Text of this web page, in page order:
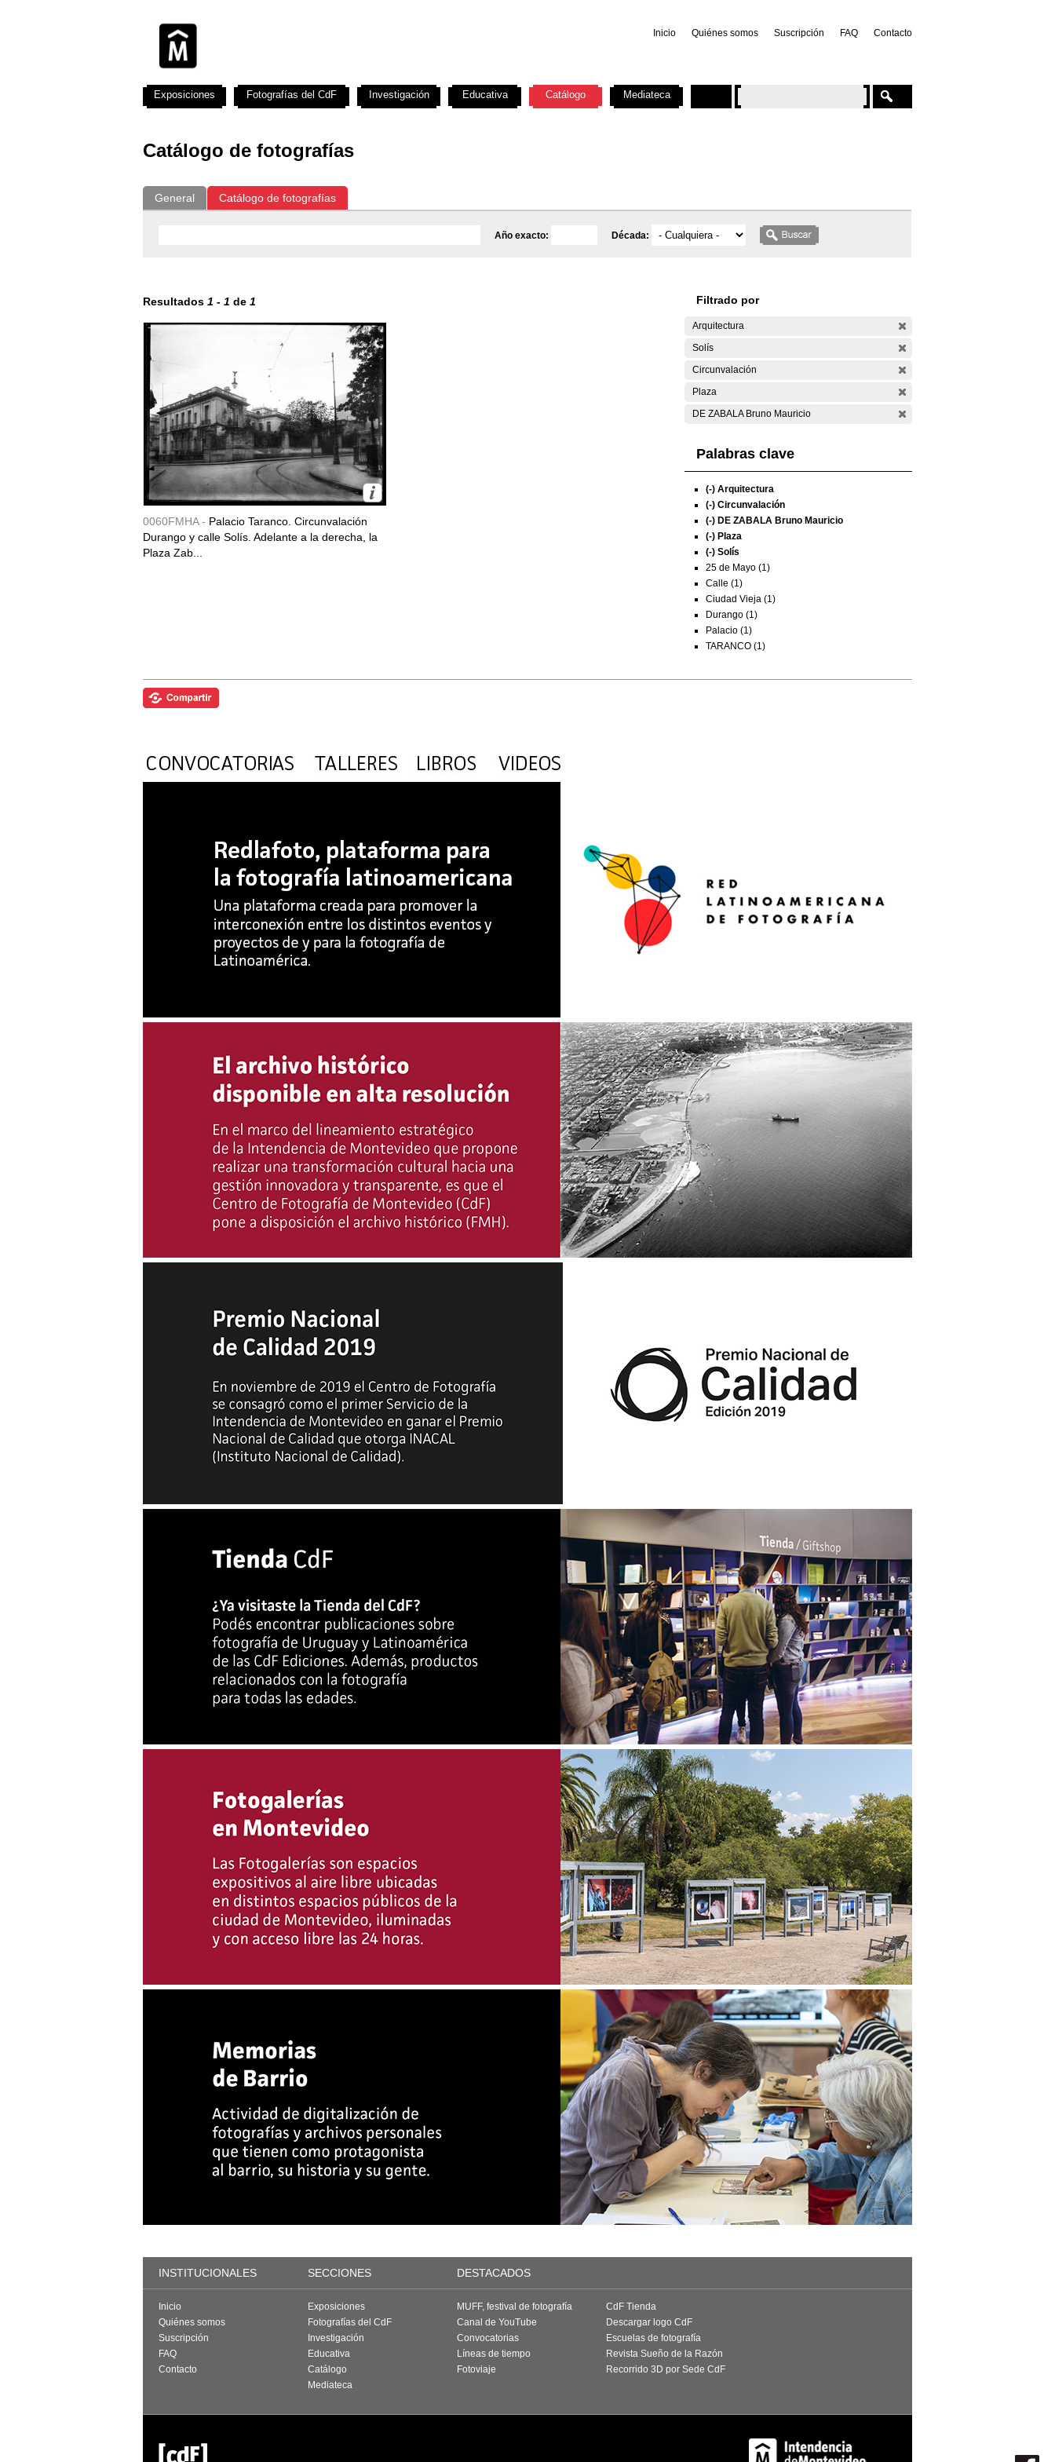
Inicio Quiénes somos Suscripción FAQ Contacto
Catálogo de fotografías
General Catálogo de fotografías
Año exacto: Década:
Resultados 1 - 1 de 1
0060FMHA - Palacio Taranco. Circunvalación
Durango y calle Solís. Adelante a la derecha, la
Plaza Zab...
Filtrado por
Arquitectura
Solís
Circunvalación
Plaza
DE ZABALA Bruno Mauricio
Palabras clave
(-) Arquitectura
(-) Circunvalación
(-) DE ZABALA Bruno Mauricio
(-) Plaza
(-) Solís
25 de Mayo (1)
Calle (1)
Ciudad Vieja (1)
Durango (1)
Palacio (1)
TARANCO (1)
Exposiciones Fotografías del CdF Investigación Educativa Catálogo Mediateca
INSTITUCIONALES SECCIONES DESTACADOS
Inicio
Quiénes somos
Suscripción
FAQ
Contacto
Exposiciones
Fotografías del CdF
Investigación
Educativa
Catálogo
Mediateca
MUFF, festival de fotografía
Canal de YouTube
Convocatorias
Líneas de tiempo
Fotoviaje
CdF Tienda
Descargar logo CdF
Escuelas de fotografía
Revista Sueño de la Razón
Recorrido 3D por Sede CdF